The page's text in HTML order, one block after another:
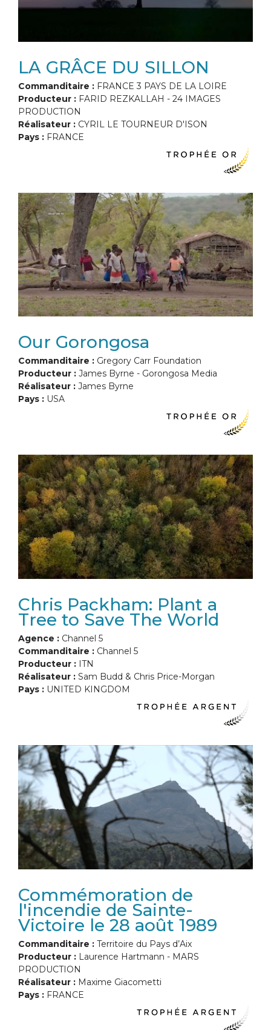
LA GRÂCE DU SILLON
Commanditaire : FRANCE 3 PAYS DE LA LOIRE
Producteur : FARID REZKALLAH - 24 IMAGES
PRODUCTION
Réalisateur : CYRIL LE TOURNEUR D'ISON
Pays : FRANCE
Our Gorongosa
Commanditaire : Gregory Carr Foundation
Producteur : James Byrne - Gorongosa Media
Réalisateur : James Byrne
Pays : USA
Chris Packham: Plant a
Tree to Save The World
Agence : Channel 5
Commanditaire : Channel 5
Producteur : ITN
Réalisateur : Sam Budd & Chris Price-Morgan
Pays : UNITED KINGDOM
Commémoration de
l'incendie de Sainte-
Victoire le 28 août 1989
Commanditaire : Territoire du Pays d’Aix
Producteur : Laurence Hartmann - MARS
PRODUCTION
Réalisateur : Maxime Giacometti
Pays : FRANCE